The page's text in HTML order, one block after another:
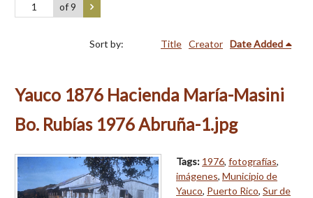
of 9
Sort by: Title Creator Date Added
Yauco 1876 Hacienda María-Masini
Bo. Rubías 1976 Abruña-1.jpg
Tags: 1976, fotografías,
imágenes, Municipio de
Yauco, Puerto Rico, Sur de